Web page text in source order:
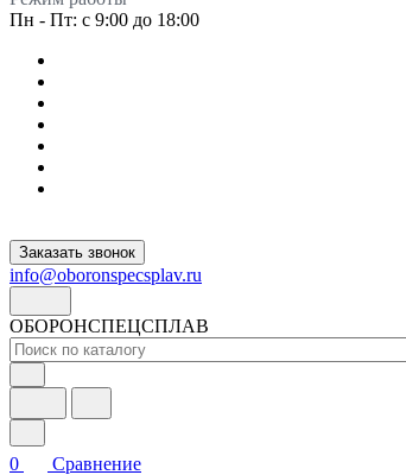
Пн - Пт: с 9:00 до 18:00
Заказать звонок
info@oboronspecsplav.ru
ОБОРОНСПЕЦСПЛАВ
0
Сравнение